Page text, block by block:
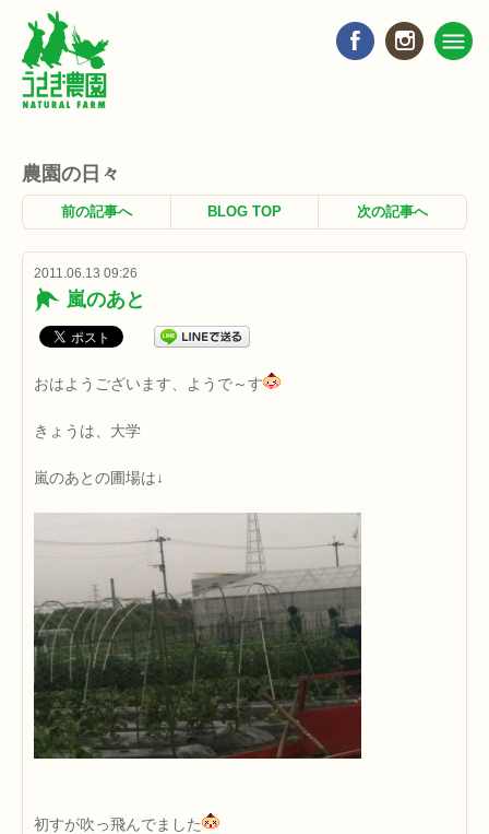
農園の日々
前の記事へ BLOG TOP 次の記事へ
2011.06.13 09:26
嵐のあと
おはようございます、ようで～す
きょうは、大学
嵐のあとの圃場は↓
初すが吹っ飛んでました